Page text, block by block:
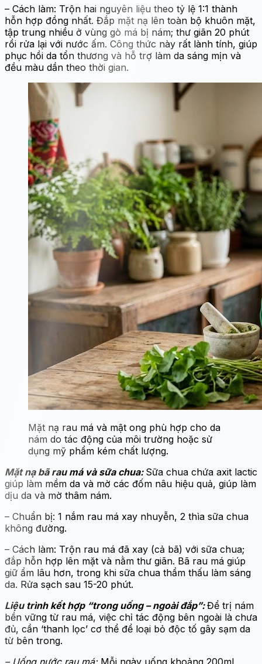
– Cách làm: Trộn hai nguyên liệu theo tỷ lệ 1:1 thành
hỗn hợp đồng nhất. Đắp mặt nạ lên toàn bộ khuôn mặt,
tập trung nhiều ở vùng gò má bị nám; thư giãn 20 phút
rồi rửa lại với nước ấm. Công thức này rất lành tính, giúp
phục hồi da tổn thương và hỗ trợ làm da sáng mịn và
đều màu dần theo thời gian.
Mặt nạ rau má và mật ong phù hợp cho da
nám do tác động của môi trường hoặc sử
dụng mỹ phẩm kém chất lượng.
Mặt nạ bã rau má và sữa chua: Sữa chua chứa axit lactic
giúp làm mềm da và mờ các đốm nâu hiệu quả, giúp làm
dịu da và mờ thâm nám.
– Chuẩn bị: 1 nắm rau má xay nhuyễn, 2 thìa sữa chua
không đường.
– Cách làm: Trộn rau má đã xay (cả bã) với sữa chua;
đắp hỗn hợp lên mặt và nằm thư giãn. Bã rau má giúp
giữ ẩm lâu hơn, trong khi sữa chua thẩm thấu làm sáng
da. Rửa sạch sau 15-20 phút.
Liệu trình kết hợp “trong uống – ngoài đắp”:Để trị nám
bền vững từ rau má, việc chỉ tác động bên ngoài là chưa
đủ, cần ‘thanh lọc’ cơ thể để loại bỏ độc tố gây sạm da
từ bên trong.
– Uống nước rau má:Mỗi ngày uống khoảng 200ml